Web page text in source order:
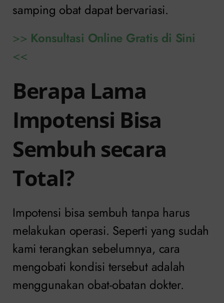
samping obat dapat bervariasi.
>> Konsultasi Online Gratis di Sini
<<
Berapa Lama
Impotensi Bisa
Sembuh secara
Total?
Impotensi bisa sembuh tanpa harus
melakukan operasi. Seperti yang sudah
kami terangkan sebelumnya, cara
mengobati kondisi tersebut adalah
menggunakan obat-obatan dokter.